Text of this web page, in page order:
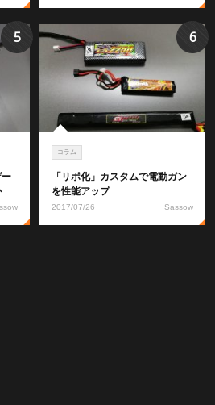
ー
5
コラム
「リポ化」カスタムで電動ガン
を性能アップ
2017/07/26 Sassow
6